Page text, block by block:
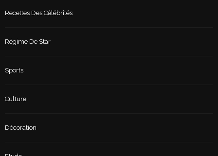
Recettes Des Célébrités
Régime De Star
Sports
Culture
Décoration